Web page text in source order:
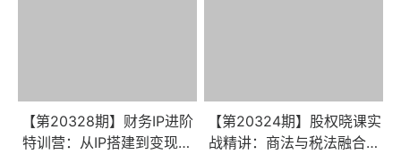
【第20328期】财务IP进阶
特训营：从IP搭建到变现闭
【第20324期】股权晓课实
战精讲：商法与税法融合视